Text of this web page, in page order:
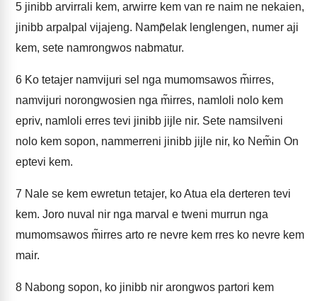
5 jinibb arvirrali kem, arwirre kem van re naim ne nekaien,
jinibb arpalpal vijajeng. Namp̃elak lenglengen, numer aji
kem, sete namrongwos nabmatur.
6 Ko tetajer namvijuri sel nga mumomsawos m̃irres,
namvijuri norongwosien nga m̃irres, namloli nolo kem
epriv, namloli erres tevi jinibb jijle nir. Sete namsilveni
nolo kem sopon, nammerreni jinibb jijle nir, ko Nem̃in On
eptevi kem.
7 Nale se kem ewretun tetajer, ko Atua ela derteren tevi
kem. Joro nuval nir nga marval e tweni murrun nga
mumomsawos m̃irres arto re nevre kem rres ko nevre kem
mair.
8 Nabong sopon, ko jinibb nir arongwos partori kem